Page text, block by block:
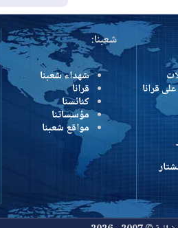
شعبنا:
شهداء شعبنا
قرانا
كنائسنا
مؤسساتنا
مواقع شعبنا